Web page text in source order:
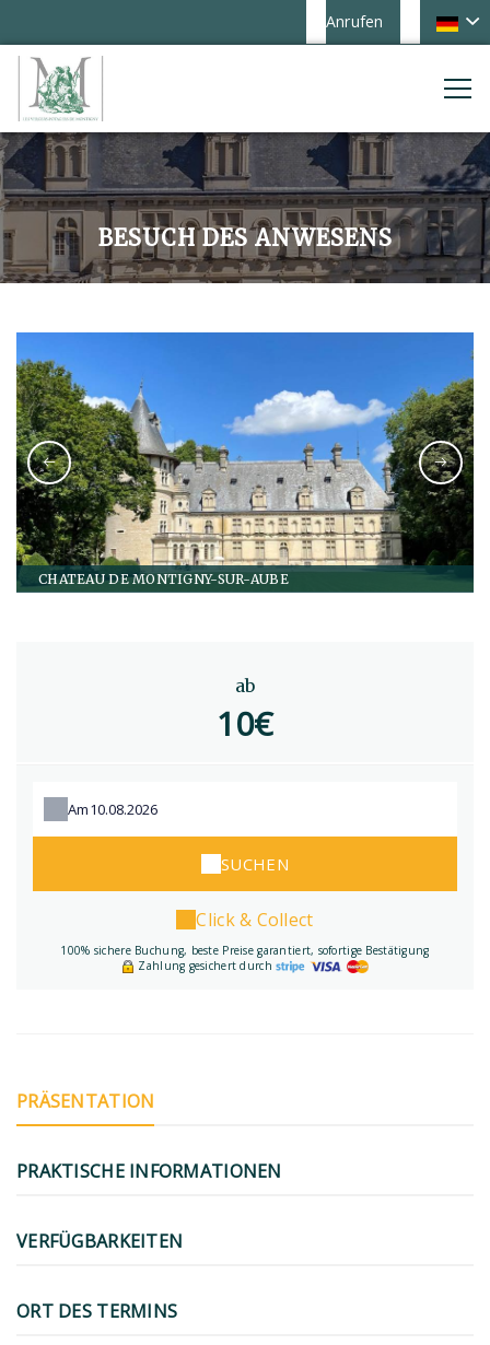
Anrufen
BESUCH DES ANWESENS
CHATEAU DE MONTIGNY-SUR-AUBE
ab
10€
Am
SUCHEN
Click & Collect
100% sichere Buchung, beste Preise garantiert, sofortige Bestätigung
Zahlung gesichert durch
PRÄSENTATION
PRAKTISCHE INFORMATIONEN
VERFÜGBARKEITEN
ORT DES TERMINS